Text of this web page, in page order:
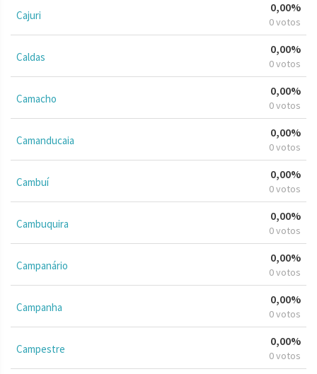
Cajuri
0,00%
0 votos
Caldas
0,00%
0 votos
Camacho
0,00%
0 votos
Camanducaia
0,00%
0 votos
Cambuí
0,00%
0 votos
Cambuquira
0,00%
0 votos
Campanário
0,00%
0 votos
Campanha
0,00%
0 votos
Campestre
0,00%
0 votos